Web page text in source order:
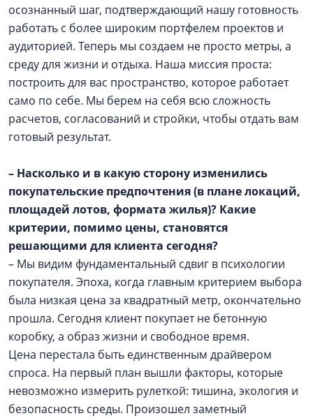
осознанный шаг, подтверждающий нашу готовность
работать с более широким портфелем проектов и
аудиторией. Теперь мы создаем не просто метры, а
среду для жизни и отдыха. Наша миссия проста:
построить для вас пространство, которое работает
само по себе. Мы берем на себя всю сложность
расчетов, согласований и стройки, чтобы отдать вам
готовый результат.
– Насколько и в какую сторону изменились
покупательские предпочтения (в плане локаций,
площадей лотов, формата жилья)? Какие
критерии, помимо цены, становятся
решающими для клиента сегодня?
– Мы видим фундаментальный сдвиг в психологии
покупателя. Эпоха, когда главным критерием выбора
была низкая цена за квадратный метр, окончательно
прошла. Сегодня клиент покупает не бетонную
коробку, а образ жизни и свободное время.
Цена перестала быть единственным драйвером
спроса. На первый план вышли факторы, которые
невозможно измерить рулеткой: тишина, экология и
безопасность среды. Произошел заметный